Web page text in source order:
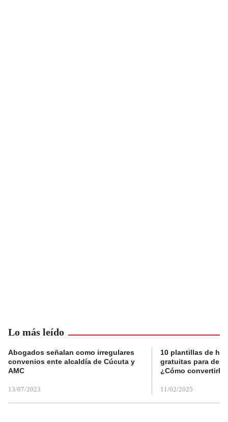
Lo más leído
Abogados señalan como irregulares
convenios ente alcaldía de Cúcuta y
AMC
13/07/2023
10 plantillas de
gratuitas para
¿Cómo convertirla
11/02/2025